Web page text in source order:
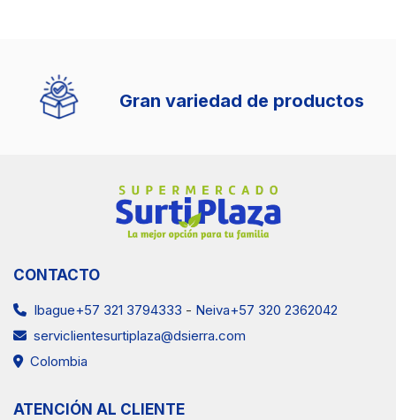
Gran variedad de productos
CONTACTO
Ibague+57 321 3794333 - Neiva+57 320 2362042
serviclientesurtiplaza@dsierra.com
Colombia
ATENCIÓN AL CLIENTE